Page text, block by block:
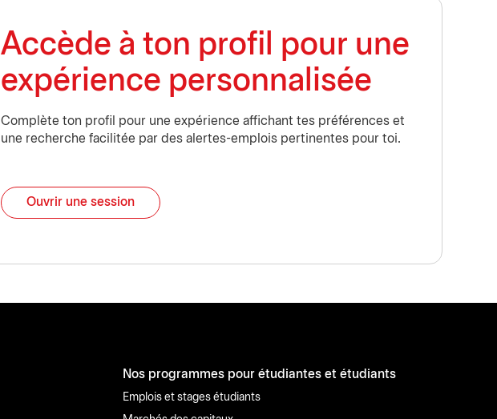
Accède à ton profil pour une
expérience personnalisée
Complète ton profil pour une expérience affichant tes préférences et
une recherche facilitée par des alertes-emplois pertinentes pour toi.
Ouvrir une session
Nos programmes pour étudiantes et étudiants
Emplois et stages étudiants